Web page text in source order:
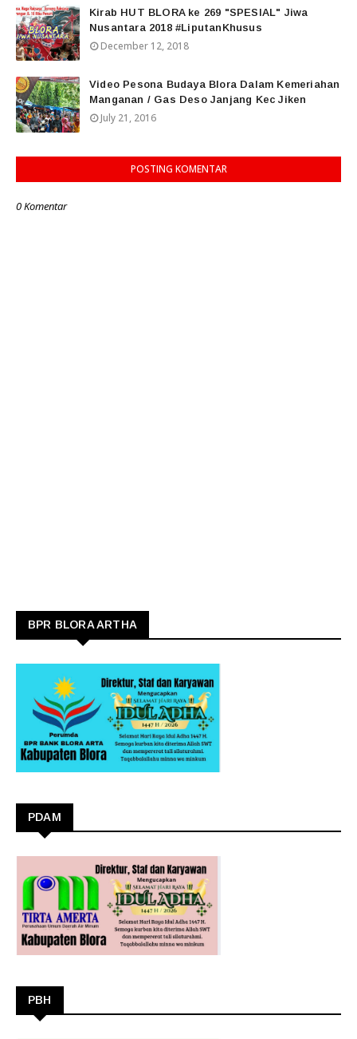
Kirab HUT BLORA ke 269 "SPESIAL" Jiwa
Nusantara 2018 #LiputanKhusus
December 12, 2018
Video Pesona Budaya Blora Dalam Kemeriahan
Manganan / Gas Deso Janjang Kec Jiken
July 21, 2016
POSTING KOMENTAR
0 Komentar
BPR BLORA ARTHA
PDAM
PBH